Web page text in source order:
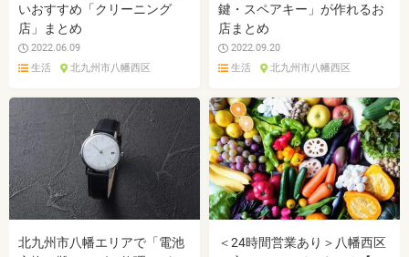
いおすすめ「クリーニング
店」まとめ
2022.06.09
生活
北九州市八幡西区
鍵・スペアキー」が作れるお
店まとめ
2022.09.20
生活
北九州市八幡西区
北九州市八幡エリアで「電池
＜24時間営業あり＞八幡西区